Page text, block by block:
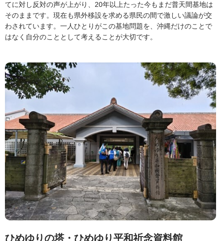
てに対し反対の声が上がり、20年以上たった今もまだ普天間基地は
そのままです。現在も県外移設を求める県民の間で激しい議論が交
わされています。一人ひとりがこの基地問題を、沖縄だけのことで
はなく自分のこととして考えることが大切です。
ひめゆりの塔・ひめゆり平和祈念資料館